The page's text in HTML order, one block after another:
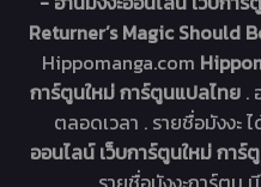
Returner’s Magic Should
Hippomanga.com
การ์ตูนใหม่ การ์ตูนแปลไทย .
ตลอดเวลา . รายชื่อมังงะ
ออนไลน์ เว็บการ์ตูนใหม่ การ์